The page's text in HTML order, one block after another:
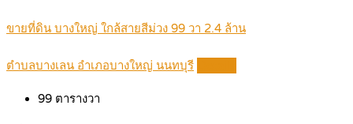
ขายที่ดิน บางใหญ่ ใกล้สายสีม่วง 99 วา 2.4 ล้าน
ตำบลบางเลน อำเภอบางใหญ่ นนทบุรี
99 ตารางวา